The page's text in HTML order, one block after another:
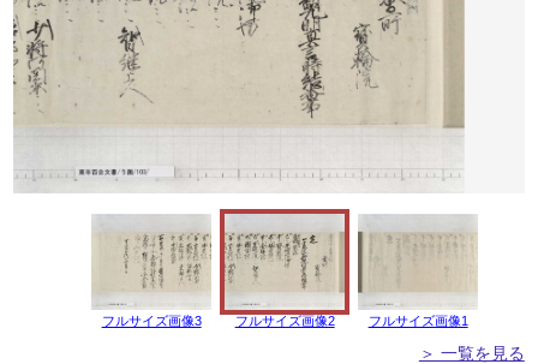
フルサイズ画像3 フルサイズ画像2 フルサイズ画像1
＞ 一覧を見る